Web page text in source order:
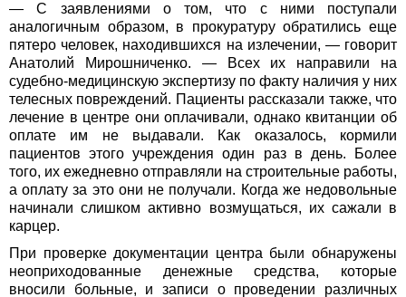
— С заявлениями о том, что с ними поступали
аналогичным образом, в прокуратуру обратились еще
пятеро человек, находившихся на излечении, — говорит
Анатолий Мирошниченко. — Всех их направили на
судебно-медицинскую экспертизу по факту наличия у них
телесных повреждений. Пациенты рассказали также, что
лечение в центре они оплачивали, однако квитанции об
оплате им не выдавали. Как оказалось, кормили
пациентов этого учреждения один раз в день. Более
того, их ежедневно отправляли на строительные работы,
а оплату за это они не получали. Когда же недовольные
начинали слишком активно возмущаться, их сажали в
карцер.
При проверке документации центра были обнаружены
неоприходованные денежные средства, которые
вносили больные, и записи о проведении различных